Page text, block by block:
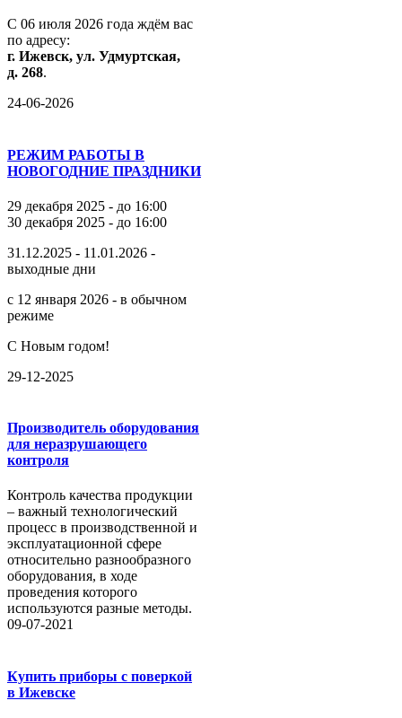
С 06 июля 2026 года ждём вас
по адресу:
г. Ижевск, ул. Удмуртская,
д. 268.
24-06-2026
РЕЖИМ РАБОТЫ В
НОВОГОДНИЕ ПРАЗДНИКИ
29 декабря 2025 - до 16:00
30 декабря 2025 - до 16:00
31.12.2025 - 11.01.2026 -
выходные дни
с 12 января 2026 - в обычном
режиме
С Новым годом!
29-12-2025
Производитель оборудования
для неразрушающего
контроля
Контроль качества продукции
– важный технологический
процесс в производственной и
эксплуатационной сфере
относительно разнообразного
оборудования, в ходе
проведения которого
используются разные методы.
09-07-2021
Купить приборы с поверкой
в Ижевске